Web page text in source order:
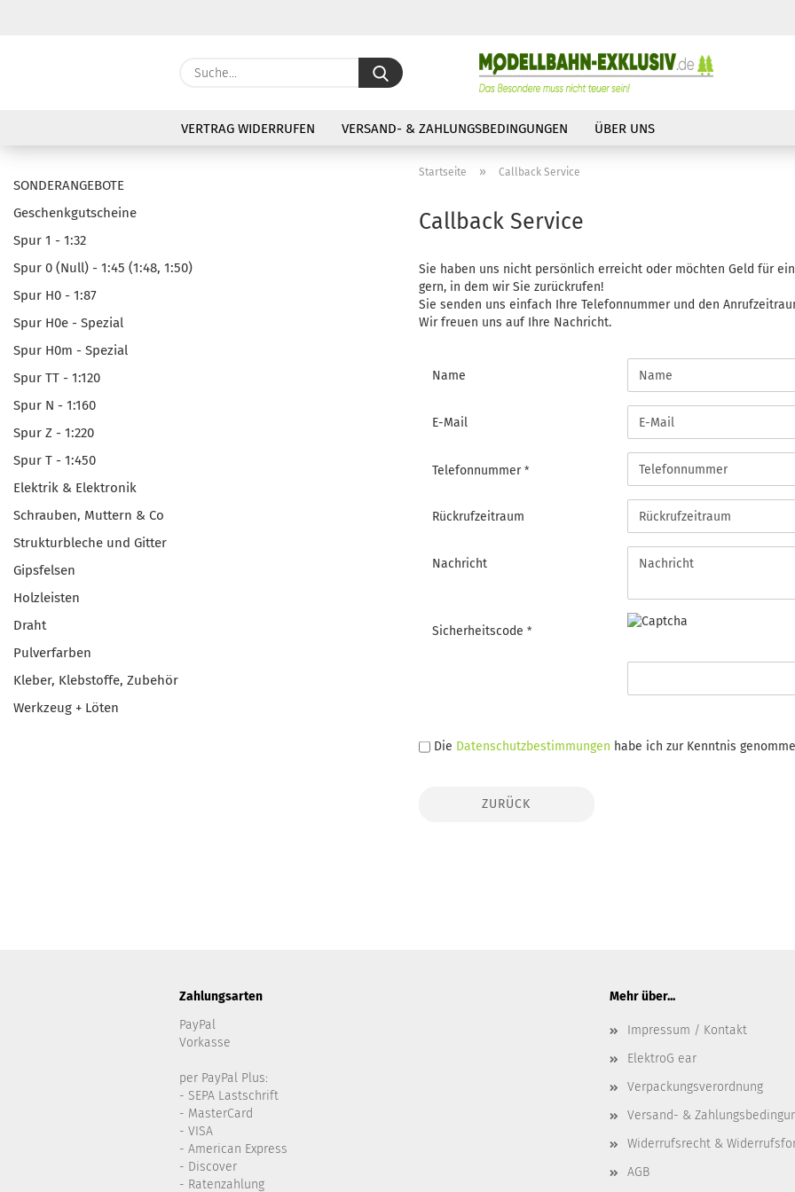
Konto erstellen
Passwort vergessen?
Suche...
VERTRAG WIDERRUFEN VERSAND- & ZAHLUNGSBEDINGUNGEN ÜBER UNS
Startseite » Callback Service
Callback Service
Sie haben uns nicht persönlich erreicht oder möchten Geld für
gern, in dem wir Sie zurückrufen!
Sie senden uns einfach Ihre Telefonnummer und den
Wir freuen uns auf Ihre Nachricht.
SERVICE
Name
E-Mail
Telefonnummer
Rückrufzeitraum
Nachricht
Sicherheitscode
DATENSCHUTZBESTIMMUNGEN
Die Datenschutzbestimmungen habe ich zur Kenntnis
ZURÜCK
SONDERANGEBOTE
Geschenkgutscheine
Spur 1 - 1:32
Spur 0 (Null) - 1:45 (1:48, 1:50)
Spur H0 - 1:87
Spur H0e - Spezial
Spur H0m - Spezial
Spur TT - 1:120
Spur N - 1:160
Spur Z - 1:220
Spur T - 1:450
Elektrik & Elektronik
Schrauben, Muttern & Co
Strukturbleche und Gitter
Gipsfelsen
Holzleisten
Draht
Pulverfarben
Kleber, Klebstoffe, Zubehör
Werkzeug + Löten
Zahlungsarten
PayPal
Vorkasse
per PayPal Plus:
- SEPA Lastschrift
- MasterCard
- VISA
- American Express
- Discover
- Ratenzahlung
Mehr über...
Impressum / Kontakt
ElektroG ear
Verpackungsverordnung
Versand- &
Widerrufsrecht &
AGB